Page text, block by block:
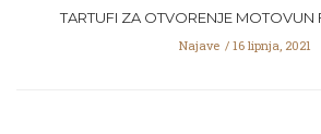
TARTUFI ZA OTVORENJE MOTOVUN
Najave 16 lipnja, 2021